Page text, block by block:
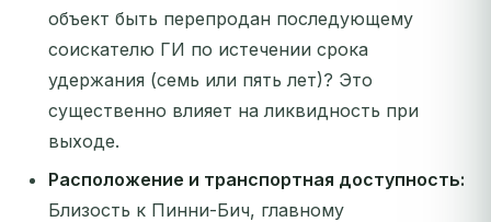
объект быть перепродан последующему
соискателю ГИ по истечении срока
удержания (семь или пять лет)? Это
существенно влияет на ликвидность при
выходе.
Расположение и транспортная доступность:
Близость к Пинни-Бич, главному